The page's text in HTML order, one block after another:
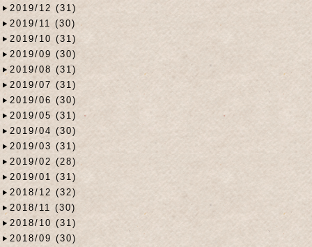
2019/12 (31)
2019/11 (30)
2019/10 (31)
2019/09 (30)
2019/08 (31)
2019/07 (31)
2019/06 (30)
2019/05 (31)
2019/04 (30)
2019/03 (31)
2019/02 (28)
2019/01 (31)
2018/12 (32)
2018/11 (30)
2018/10 (31)
2018/09 (30)